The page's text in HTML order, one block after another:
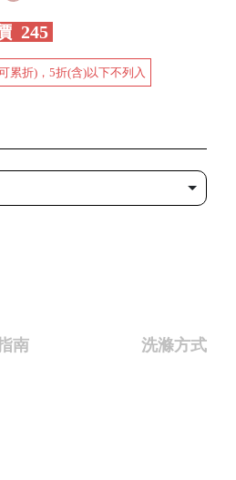
245
累折)，5折(含)以下不列入
南 洗滌方式